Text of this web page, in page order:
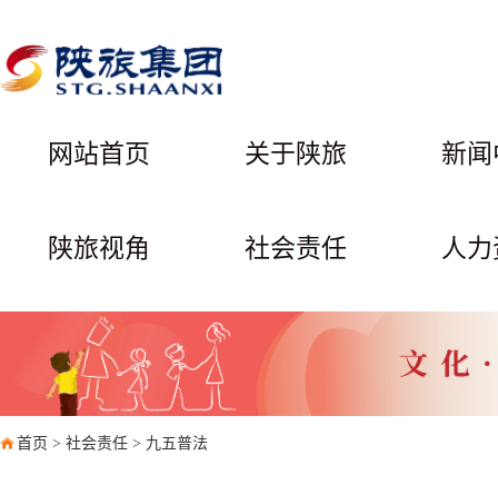
网站首页 关于陕旅 新
陕旅视角 社会责任 人
首页 > 社会责任 > 九五普法